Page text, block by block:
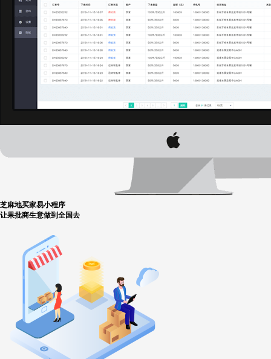
芝麻地买家易小程序
让果批商生意做到全国去